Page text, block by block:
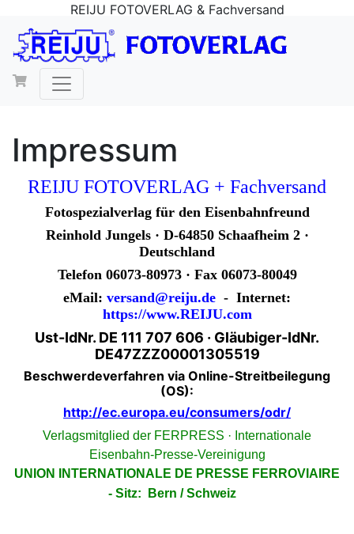
REIJU FOTOVERLAG & Fachversand
Impressum
REIJU FOTOVERLAG + Fachversand
Fotospezialverlag für den Eisenbahnfreund
Reinhold Jungels · D-64850 Schaafheim 2 ·
Deutschland
Telefon 06073-80973 · Fax 06073-80049
eMail: versand@reiju.de - Internet:
https://www.REIJU.com
Ust-IdNr. DE 111 707 606 · Gläubiger-IdNr.
DE47ZZZ00001305519
Beschwerdeverfahren via Online-Streitbeilegung
(OS):
http://ec.europa.eu/consumers/odr/
Verlagsmitglied der FERPRESS · Internationale
Eisenbahn-Presse-Vereinigung
UNION INTERNATIONALE DE PRESSE FERROVIAIRE
- Sitz: Bern / Schweiz